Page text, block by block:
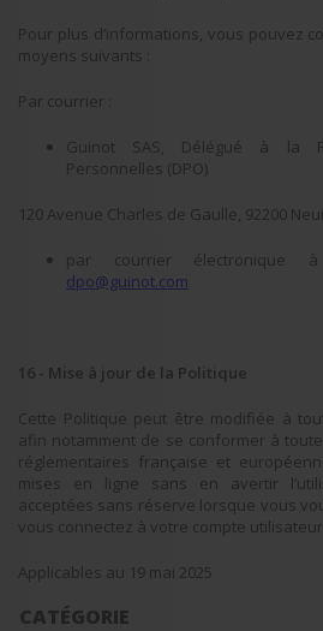
Pour plus d’informations, vous pouvez
moyens suivants :
Par courrier :
Guinot SAS, Délégué à la
Personnelles (DPO)
120 Avenue Charles de Gaulle, 92200
par courrier électronique à
dpo@guinot.com
16 - Mise à jour de la Politique
Cette Politique peut être modifiée à
afin notamment de se conformer à
réglementaires française et
mises en ligne sans en avertir
acceptées sans réserve lorsque vous
vous connectez à votre compte utilisateur.
Applicables au 19 mai 2025
CATÉGORIE